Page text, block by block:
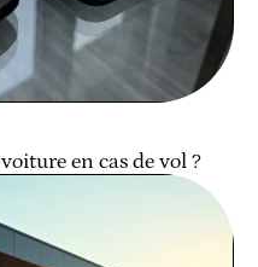
en cas de vol ?